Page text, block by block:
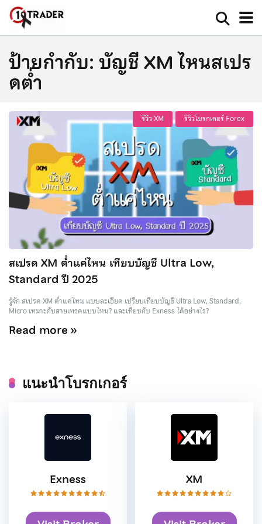
ป้ายกำกับ:บัญชี XM ไหนสเปร
ดต่ำ
รีวิว XM รีวิวโบรกเกอร์ Forex
สเปรด XM ต่ำแค่ไหน เทียบบัญชี Ultra Low,
Standard ปี 2025
รู้จัก สเปรด XM ต่ำแค่ไหน แบบละเอียด เปรียบเทียบบัญชี Ultra Low, Standard,
Micro เหมาะกับสายเทรดแบบไหน? และเทียบกับ Exness ได้อย่างไร?
Read more »
แนะนำโบรกเกอร์
Exness XM